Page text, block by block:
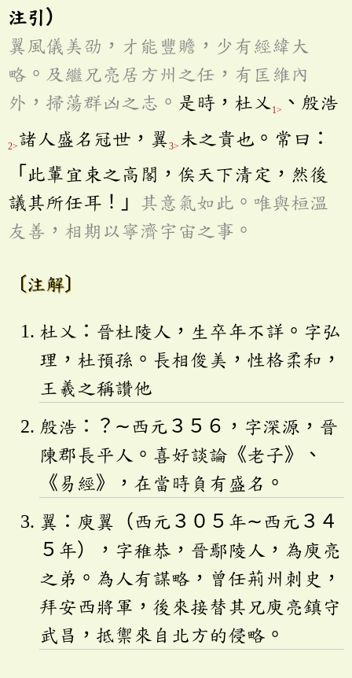
注引）
翼風儀美劭，才能豐贍，少有經緯大
略。及繼兄亮居方州之任，有匡維內
外，掃蕩群凶之志。 是時，杜乂 1> 、殷浩
2>諸人盛名冠世，翼3> 未之貴也。常曰：
「此輩宜束之高閣，俟天下清定，然後
議其所任耳！」 其意氣如此。唯與桓溫
友善，相期以寧濟宇宙之事。
〔注解〕
杜乂：晉杜陵人，生卒年不詳。字弘
理，杜預孫。長相俊美，性格柔和，
王羲之稱讚他
殷浩：？∼西元３５６，字深源，晉
陳郡長平人。喜好談論《老子》、
《易經》，在當時負有盛名。
翼：庾翼（西元３０５年∼西元３４
５年），字稚恭，晉鄢陵人，為庾亮
之弟。為人有謀略，曾任荊州刺史，
拜安西將軍，後來接替其兄庾亮鎮守
武昌，抵禦來自北方的侵略。